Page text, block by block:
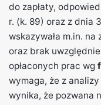
do zapłaty,
r. (k. 89) oraz z dnia
wskazywała m.in.
oraz brak
opłaconych prac wg
wymaga, że z
wynika, że pozwana